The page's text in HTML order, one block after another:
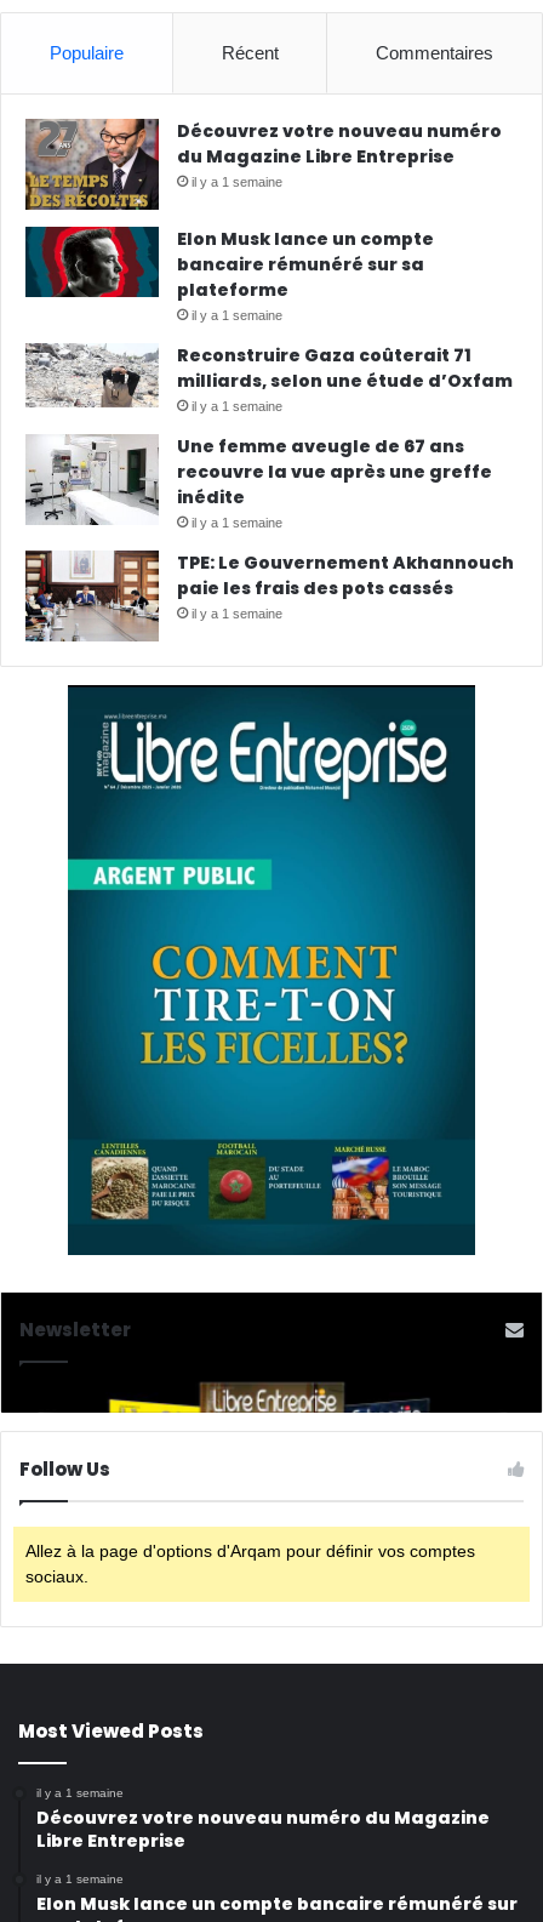
Populaire Récent Commentaires
Découvrez votre nouveau numéro
du Magazine Libre Entreprise
il y a 1 semaine
Elon Musk lance un compte
bancaire rémunéré sur sa
plateforme
il y a 1 semaine
Reconstruire Gaza coûterait 71
milliards, selon une étude d’Oxfam
il y a 1 semaine
Une femme aveugle de 67 ans
recouvre la vue après une greffe
inédite
il y a 1 semaine
TPE: Le Gouvernement Akhannouch
paie les frais des pots cassés
il y a 1 semaine
Newsletter
Follow Us
Allez à la page d'options d'Arqam pour définir vos comptes
sociaux.
Most Viewed Posts
il y a 1 semaine
Découvrez votre nouveau numéro du Magazine
Libre Entreprise
il y a 1 semaine
Elon Musk lance un compte bancaire rémunéré sur